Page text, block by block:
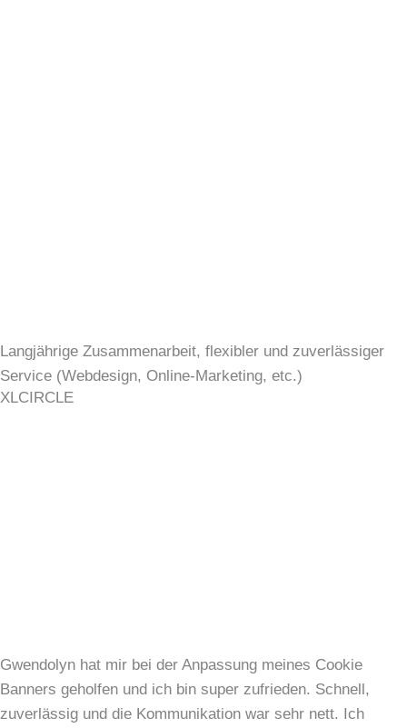
Langjährige Zusammenarbeit, flexibler und zuverlässiger
Service (Webdesign, Online-Marketing, etc.)
XLCIRCLE
Gwendolyn hat mir bei der Anpassung meines Cookie
Banners geholfen und ich bin super zufrieden. Schnell,
zuverlässig und die Kommunikation war sehr nett. Ich